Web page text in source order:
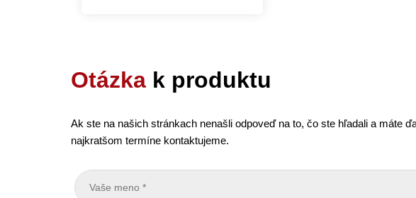
Otázka k produktu
Ak ste na našich stránkach nenašli odpoveď na to, čo ste hľadali a máte
najkratšom termíne kontaktujeme.